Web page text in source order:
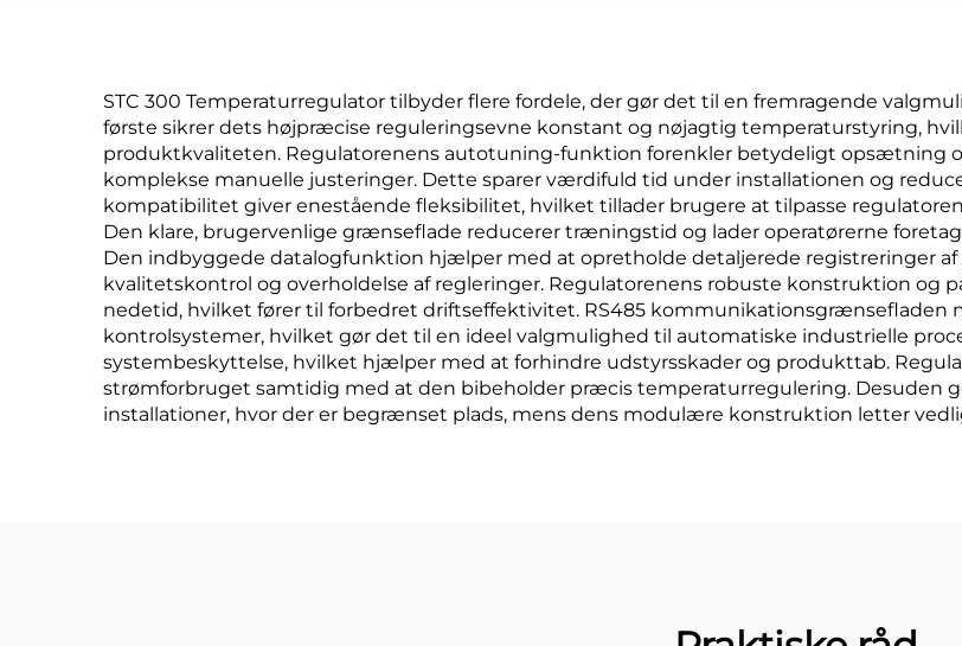
STC 300 Temperaturregulator tilbyder flere fordele, der gør det til en fremragende
første sikrer dets højpræcise reguleringsevne konstant og nøjagtig temperaturstyring,
produktkvaliteten. Regulatorenens autotuning-funktion forenkler betydeligt opsætning
komplekse manuelle justeringer. Dette sparer værdifuld tid under installationen og
kompatibilitet giver enestående fleksibilitet, hvilket tillader brugere at tilpasse
Den klare, brugervenlige grænseflade reducerer træningstid og lader operatørerne
Den indbyggede datalogfunktion hjælper med at opretholde detaljerede registreringer
kvalitetskontrol og overholdelse af regleringer. Regulatorenens robuste konstruktion og
nedetid, hvilket fører til forbedret driftseffektivitet. RS485 kommunikationsgrænsefladen
kontrolsystemer, hvilket gør det til en ideel valgmulighed til automatiske industrielle
systembeskyttelse, hvilket hjælper med at forhindre udstyrsskader og produkttab.
strømforbruget samtidig med at den bibeholder præcis temperaturregulering. Desuden
installationer, hvor der er begrænset plads, mens dens modulære konstruktion letter